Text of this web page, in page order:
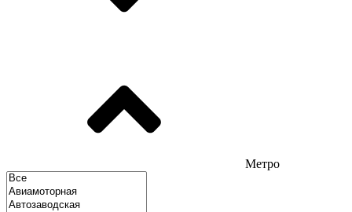
Метро